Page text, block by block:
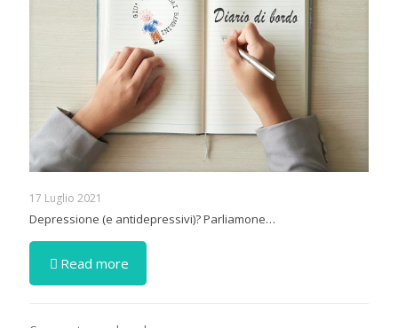
17 Luglio 2021
Depressione (e antidepressivi)? Parliamone…
Read more